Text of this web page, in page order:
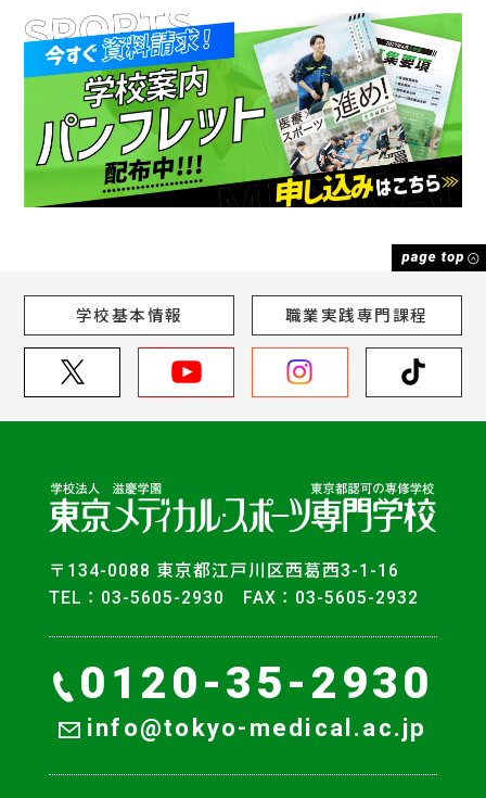
学校基本情報 職業実践専門課程
〒134-0088 東京都江戸川区西葛西3-1-16
TEL：03-5605-2930 FAX：03-5605-2932
0120-35-2930
info@tokyo-medical.ac.jp